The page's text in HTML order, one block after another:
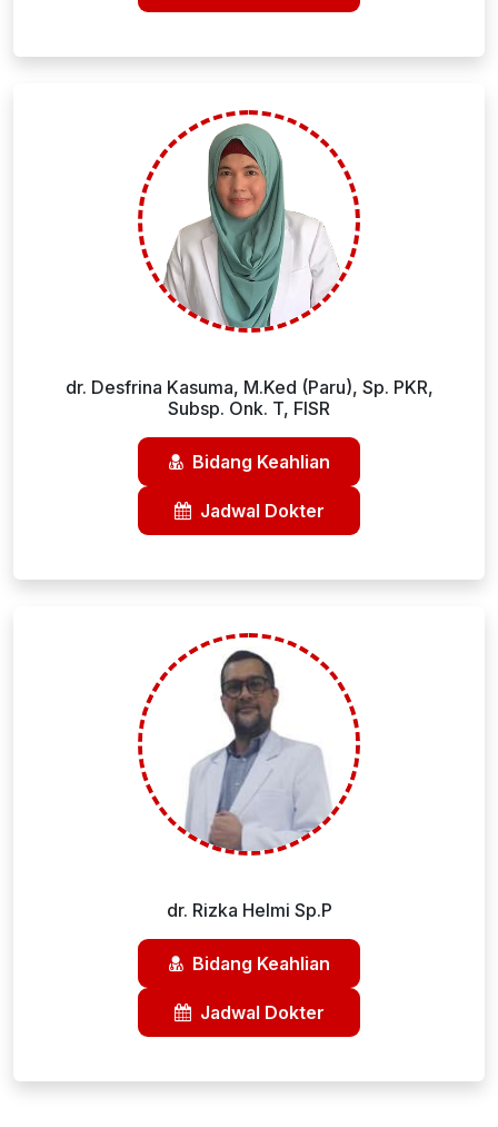
dr. Desfrina Kasuma, M.Ked (Paru), Sp. PKR,
Subsp. Onk. T, FISR
Bidang Keahlian
Jadwal Dokter
dr. Rizka Helmi Sp.P
Bidang Keahlian
Jadwal Dokter